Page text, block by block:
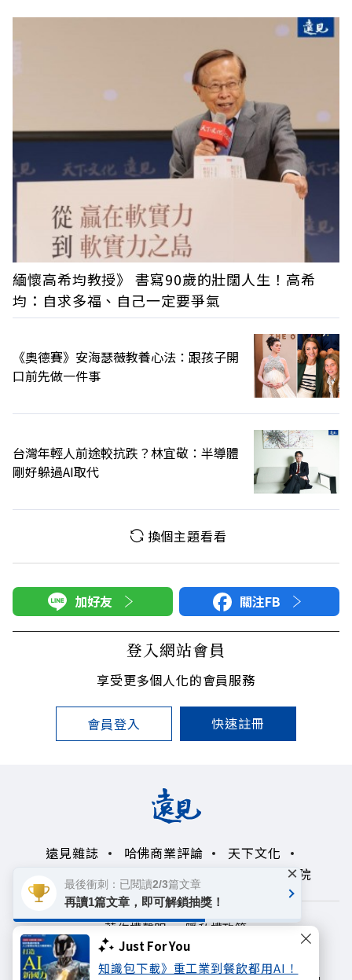
Just For You
知識包下載》重工業到餐飲都用AI！
緬懷高希均教授》 書寫90歲的壯闊人生！高希
均：自求多福、自己一定要爭氣
《奧德賽》安海瑟薇教養心法：跟孩子開
口前先做一件事
台灣年輕人前途較抗跌？林宜敬：半導體
剛好躲過AI取代
換個主題看看
加好友 關注FB
登入網站會員
享受更多個人化的會員服務
會員登入 快速註冊
遠見雜誌 哈佛商業評論
天下文化
未來親子學習平台
50+ 領導影響力學院
著作權聲明
隱私權政策
Copyright© 1999~2026
最後衝刺：已閱讀2/3篇文章
再讀1篇文章，即可解鎖抽獎！
×